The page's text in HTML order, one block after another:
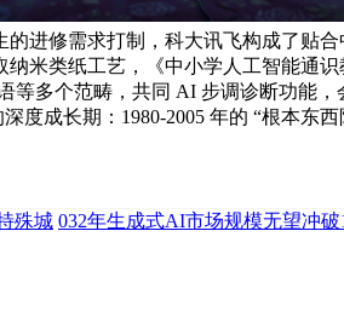
进修需求打制，科大讯飞构成了贴
米类纸工艺，《中小学人工智能通
多个范畴，共同 AI 步调诊断功能
度成长期：1980-2005 年的 “根本东西
殊城 032年生成式AI市场规模无望冲破